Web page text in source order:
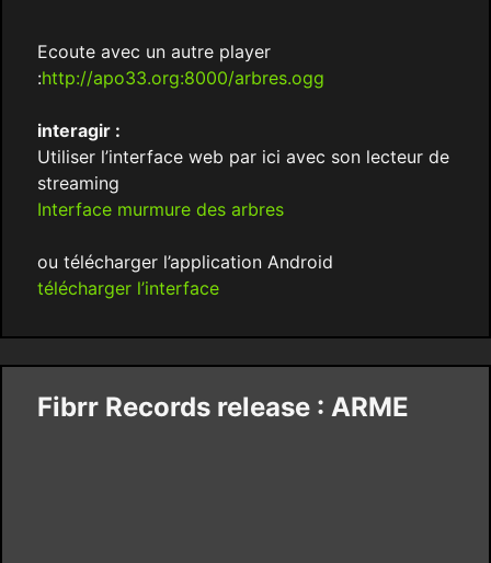
Ecoute avec un autre player
:http://apo33.org:8000/arbres.ogg
interagir :
Utiliser l’interface web par ici avec son lecteur de
streaming
Interface murmure des arbres
ou télécharger l’application Android
télécharger l’interface
Fibrr Records release : ARME